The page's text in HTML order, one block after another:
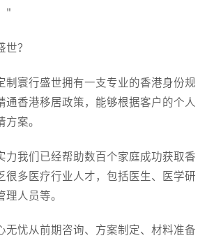
"
？
制寰行盛世拥有一支专业的香港身份规
通香港移居政策，能够根据客户的个人
案。
力我们已经帮助数百个家庭成功获取香
很多医疗行业人才，包括医生、医学研
理人员等。
无忧从前期咨询、方案制定、材料准备